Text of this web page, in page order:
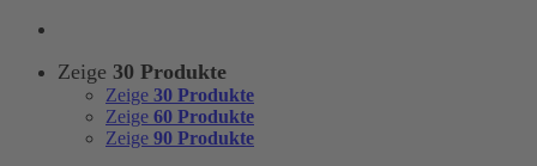
Zeige 30 Produkte
Zeige 30 Produkte
Zeige 60 Produkte
Zeige 90 Produkte